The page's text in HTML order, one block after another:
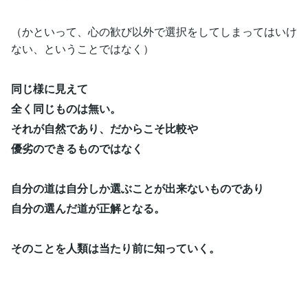
（かといって、心の歓び以外で選択をしてしまってはいけ
ない、ということではなく）
同じ様に見えて
全く同じものは無い。
それが自然であり、だからこそ比較や
優劣のできるものではなく
自分の道は自分しか選ぶことが出来ないものであり
自分の選んだ道が正解となる。
そのことを人類は当たり前に知っていく。